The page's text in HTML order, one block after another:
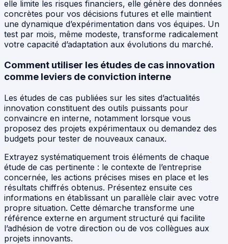
elle limite les risques financiers, elle génère des données
concrètes pour vos décisions futures et elle maintient
une dynamique d’expérimentation dans vos équipes. Un
test par mois, même modeste, transforme radicalement
votre capacité d’adaptation aux évolutions du marché.
Comment utiliser les études de cas innovation
comme leviers de conviction interne
Les études de cas publiées sur les sites d’actualités
innovation constituent des outils puissants pour
convaincre en interne, notamment lorsque vous
proposez des projets expérimentaux ou demandez des
budgets pour tester de nouveaux canaux.
Extrayez systématiquement trois éléments de chaque
étude de cas pertinente : le contexte de l’entreprise
concernée, les actions précises mises en place et les
résultats chiffrés obtenus. Présentez ensuite ces
informations en établissant un parallèle clair avec votre
propre situation. Cette démarche transforme une
référence externe en argument structuré qui facilite
l’adhésion de votre direction ou de vos collègues aux
projets innovants.